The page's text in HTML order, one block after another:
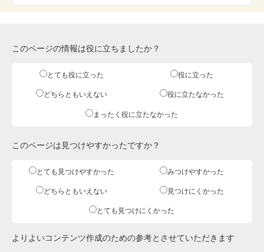
このページの情報は役に立ちましたか？
とても役に立った 役に立った
どちらともいえない 役に立たなかった
まったく役に立たなかった
このページは見つけやすかったですか？
とても見つけやすかった みつけやすかった
どちらともいえない 見つけにくかった
とても見つけにくかった
よりよいコンテンツ作成のための参考とさせていただきます